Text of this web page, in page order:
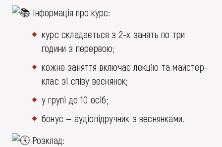
Інформація про курс:
курс складається з 2-х занять по три
години з перервою;
кожне заняття включає лекцію та майстер-
клас зі співу веснянок;
у групі до 10 осіб;
бонус — аудіопідручник з веснянками.
Розклад: